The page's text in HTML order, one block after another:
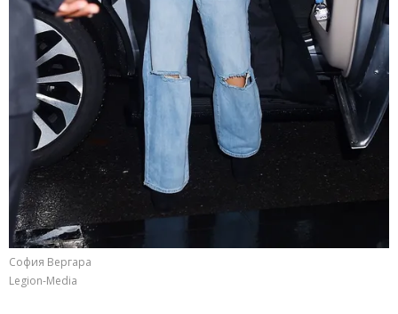
София Вергара
Legion-Media